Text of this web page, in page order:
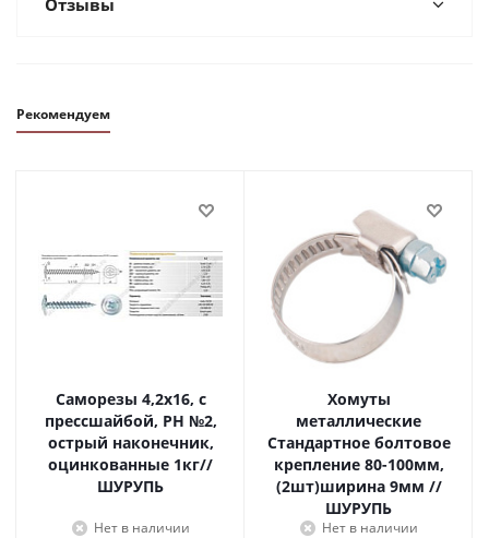
Отзывы
Рекомендуем
Саморезы 4,2х16, с
прессшайбой, PH №2,
острый наконечник,
оцинкованные 1кг//
ШУРУПЬ
Нет в наличии
Хомуты
металлические
Стандартное болтовое
крепление 80-100мм,
(2шт)ширина 9мм //
ШУРУПЬ
Нет в наличии